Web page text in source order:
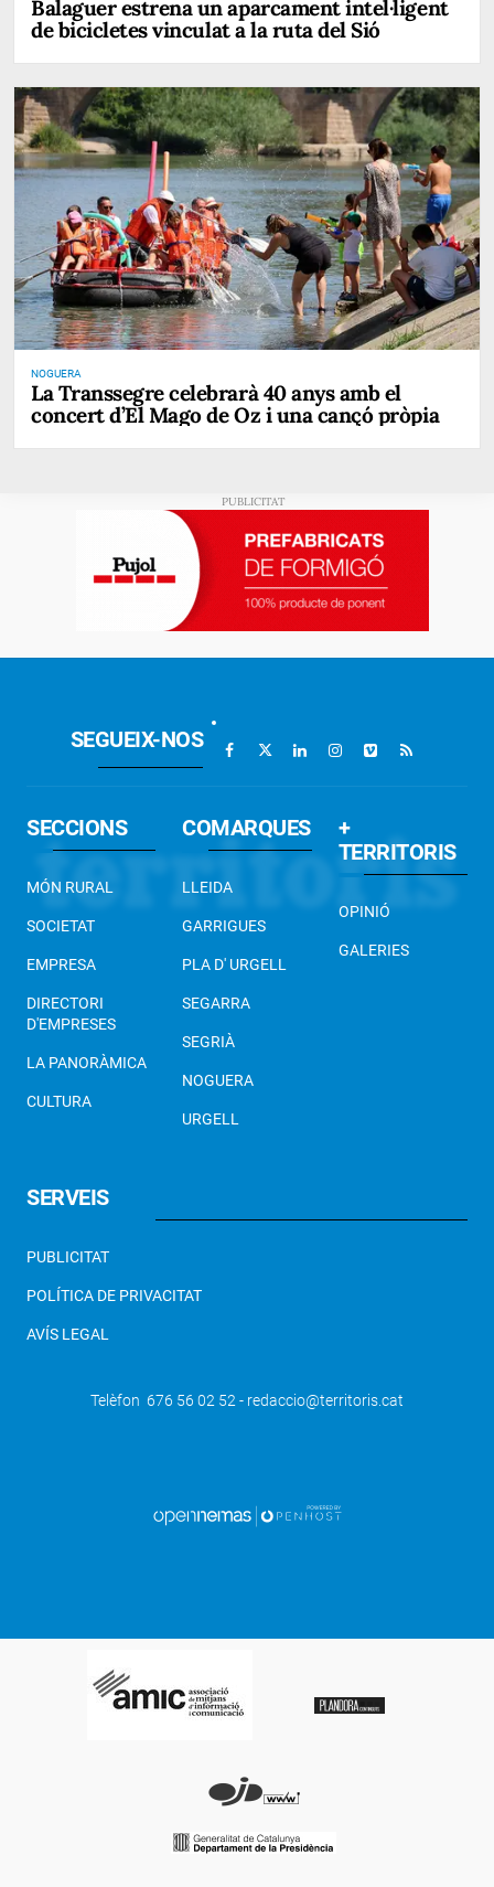
Balaguer estrena un aparcament intel·ligent
de bicicletes vinculat a la ruta del Sió
NOGUERA
La Transsegre celebrarà 40 anys amb el
concert d’El Mago de Oz i una cançó pròpia
Desmantellada una plantació amb 2.139
plantes de marihuana a Balaguer
SEGUEIX-NOS
SECCIONS
MÓN RURAL
SOCIETAT
EMPRESA
DIRECTORI
D'EMPRESES
LA PANORÀMICA
CULTURA
COMARQUES
LLEIDA
GARRIGUES
PLA D' URGELL
SEGARRA
SEGRIÀ
NOGUERA
URGELL
+
TERRITORIS
OPINIÓ
GALERIES
SERVEIS
PUBLICITAT
POLÍTICA DE PRIVACITAT
AVÍS LEGAL
Telèfon 676 56 02 52 - redaccio@territoris.cat